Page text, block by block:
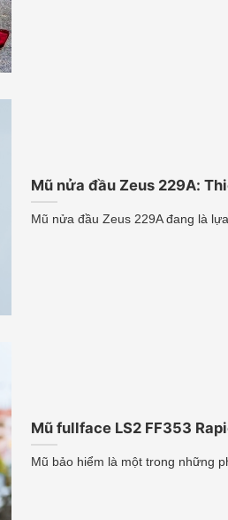
Mũ nửa đầu Zeus 229A:
Mũ nửa đầu Zeus 229A đang là
Mũ fullface LS2 FF353
Mũ bảo hiểm là một trong những